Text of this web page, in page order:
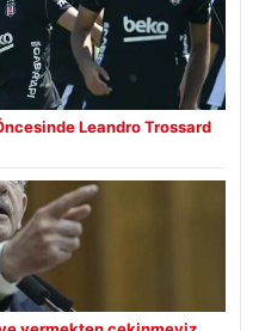
Leandro Trossard